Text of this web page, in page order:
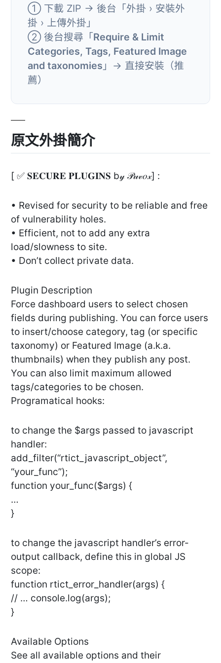
① 下載 ZIP → 後台「外掛 › 安裝外
掛 › 上傳外掛」
② 後台搜尋「Require & Limit
Categories, Tags, Featured Image
and taxonomies 」→ 直接安裝（推
薦）
原文外掛簡介
[ ✅ 𝐒𝐄𝐂𝐔𝐑𝐄 𝐏𝐋𝐔𝐆𝐈𝐍𝐒 b𝓎 𝒫𝓊𝓋𝑜𝓍] :
• Revised for security to be reliable and free
of vulnerability holes.
• Efficient, not to add any extra
load/slowness to site.
• Don’t collect private data.
Plugin Description
Force dashboard users to select chosen
fields during publishing. You can force users
to insert/choose category, tag (or specific
taxonomy) or Featured Image (a.k.a.
thumbnails) when they publish any post.
You can also limit maximum allowed
tags/categories to be chosen.
Programatical hooks:
to change the $args passed to javascript
handler:
add_filter(“rtict_javascript_object”,
“your_func”);
function your_func($args) {
…
}
to change the javascript handler’s error-
output callback, define this in global JS
scope:
function rtict_error_handler(args) {
// … console.log(args);
}
Available Options
See all available options and their